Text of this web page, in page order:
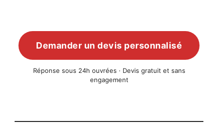
Demander un devis personnalisé
Réponse sous 24h ouvrées · Devis gratuit et sans
engagement